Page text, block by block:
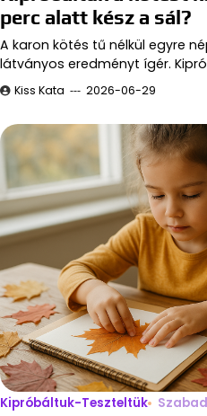
perc alatt kész a sál?
A karon kötés tű nélkül egyre
látványos eredményt ígér.
Kiss Kata 2026-06-29
Kipróbáltuk-Teszteltük